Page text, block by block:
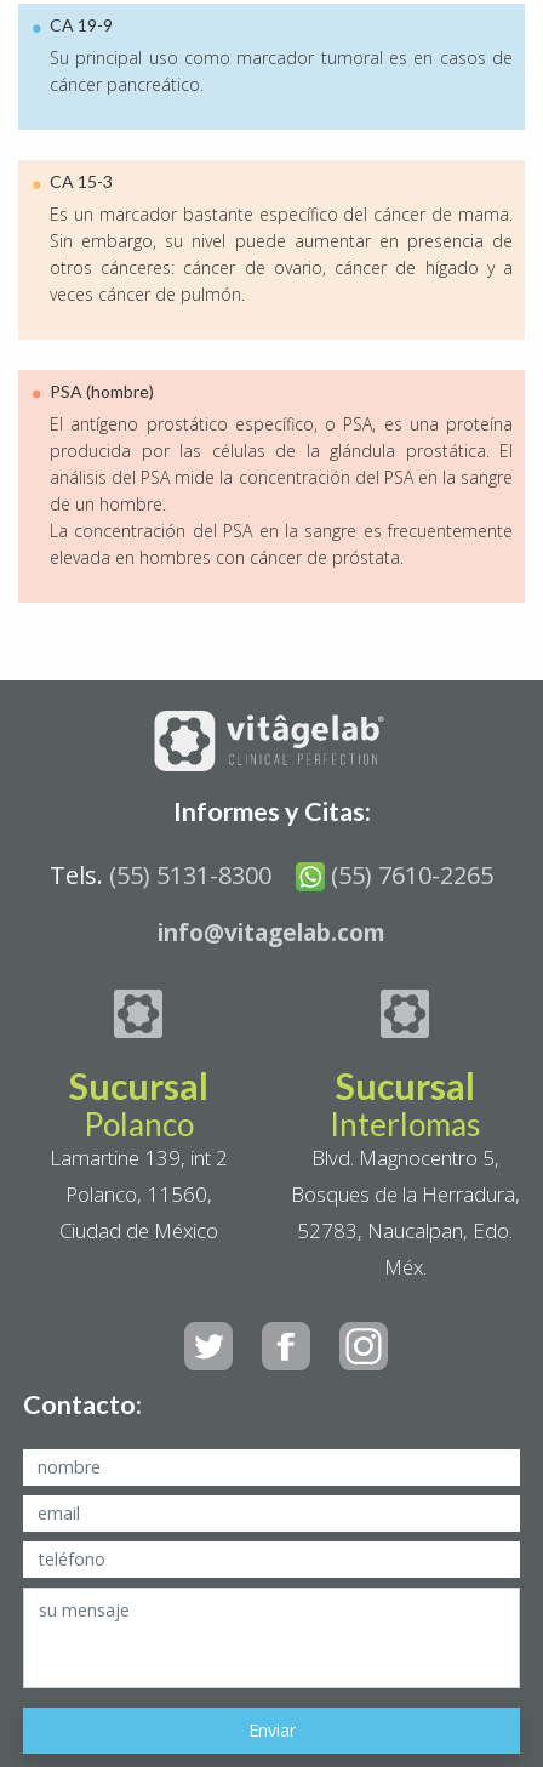
CA 19-9
Su principal uso como marcador tumoral es en casos de
cáncer pancreático.
CA 15-3
Es un marcador bastante específico del cáncer de mama.
Sin embargo, su nivel puede aumentar en presencia de
otros cánceres: cáncer de ovario, cáncer de hígado y a
veces cáncer de pulmón.
PSA (hombre)
El antígeno prostático específico, o PSA, es una proteína
producida por las células de la glándula prostática. El
análisis del PSA mide la concentración del PSA en la sangre
de un hombre.
La concentración del PSA en la sangre es frecuentemente
elevada en hombres con cáncer de próstata.
Informes y Citas:
Tels. (55) 5131-8300 (55) 7610-2265
info@vitagelab.com
Sucursal
Polanco
Lamartine 139, int 2
Polanco, 11560,
Ciudad de México
Sucursal
Interlomas
Blvd. Magnocentro 5,
Bosques de la Herradura,
52783, Naucalpan, Edo.
Méx.
Contacto:
Enviar